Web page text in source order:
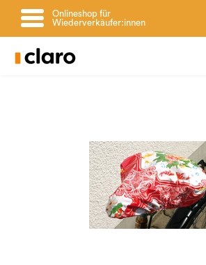
Onlineshop für
Wiederverkäufer:innen